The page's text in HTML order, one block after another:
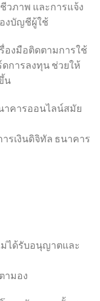
วภาพ และการแจ้ง
งบัญชีผู้ใช้
องมือติดตามการใช้
การลงทุน ช่วยให้
น
คารออนไลน์สมัย
รเงินดิจิทัล ธนาคาร
ม่ได้รับอนุญาตและ
ามอง